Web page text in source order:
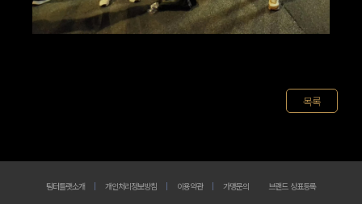
목록
팀터틀랫소개 개인처리정보방침 이용약관 가맹문의 브랜드 상표등록